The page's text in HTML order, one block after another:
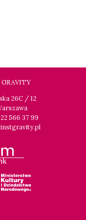
26C / 12
566 37 99